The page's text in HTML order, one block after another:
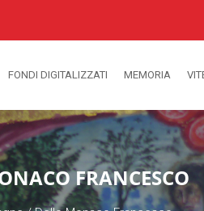
FONDI DIGITALIZZATI MEMORIA
FRANCESCO